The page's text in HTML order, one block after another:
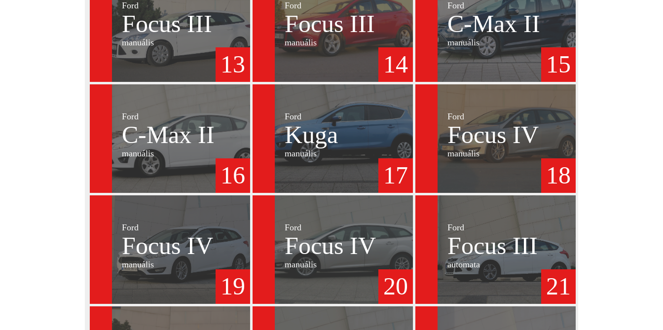
Ford
Focus III
manuális
13
Ford
Focus III
manuális
14
Ford
C-Max II
manuális
15
Ford
C-Max II
manuális
16
Ford
Kuga
manuális
17
Ford
Focus IV
manuális
18
Ford
Focus IV
manuális
19
Ford
Focus IV
manuális
20
Ford
Focus III
automata
21